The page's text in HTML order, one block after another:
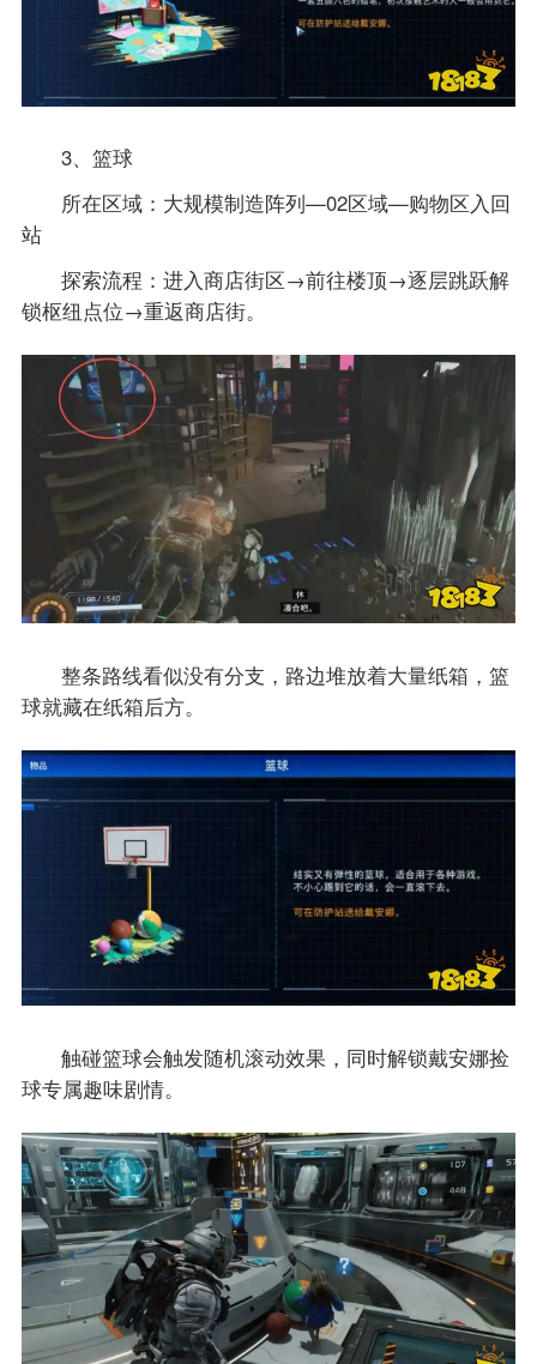
3、篮球
所在区域：大规模制造阵列—02区域—购物区入回
站
探索流程：进入商店街区→前往楼顶→逐层跳跃解
锁枢纽点位→重返商店街。
整条路线看似没有分支，路边堆放着大量纸箱，篮
球就藏在纸箱后方。
触碰篮球会触发随机滚动效果，同时解锁戴安娜捡
球专属趣味剧情。